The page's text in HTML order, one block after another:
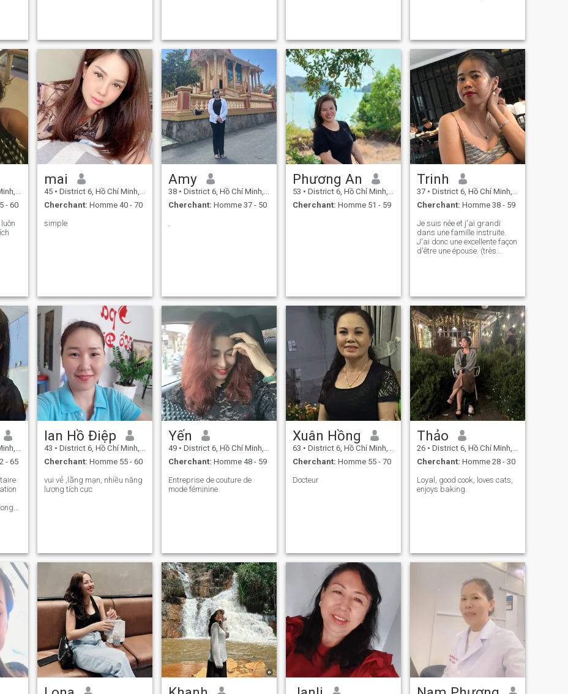
conversation réfléchie. “je ne
suis pas parfait, mais
toujours sincère.
- 60
mai
45 • District 6, Hồ Chí Minh, Vietnam
Cherchant: Homme 40 - 70
simple
Amy
38 • District 6, Hồ Chí Minh, Vietnam
Cherchant: Homme 37 - 50
.
Phương An
53 • District 6, Hồ Chí Minh, Vietnam
Cherchant: Homme 51 - 59
Trinh
37 • District 6, Hồ Chí Minh, Vietnam
Cherchant: Homme 38 - 59
Je suis née et j'ai grandi
dans une famille instruite.
J'ai donc une excellente façon
d'être une épouse. (très
enfants si tu veux. Apprenez
à me connaître. Parce que je
suis merveilleuse et sincère.
Je suis venu chercher
l'amour parfait. et le bonheur.
- 65
qui
à
je
lan Hồ Điệp
43 • District 6, Hồ Chí Minh, Vietnam
Cherchant: Homme 55 - 60
vui vẻ ,lãng mạn, nhiều năng
lượng tích cực
Yến
49 • District 6, Hồ Chí Minh, Vietnam
Cherchant: Homme 48 - 59
Entreprise de couture de
mode féminine
Xuân Hồng
63 • District 6, Hồ Chí Minh, Vietnam
Cherchant: Homme 55 - 70
Docteur
Thảo
26 • District 6, Hồ Chí Minh, Vietnam
Cherchant: Homme 28 - 30
Loyal, good cook, loves cats,
enjoys baking.